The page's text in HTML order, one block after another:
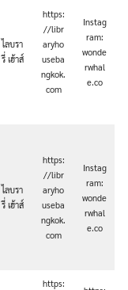
ไลบรา
รี่ เฮ้าส์
https:
//libr
aryho
useba
ngkok.
com
Instag
ram:
wonde
rwhal
e.co
ไลบรา
รี่ เฮ้าส์
https:
//libr
aryho
useba
ngkok.
com
Instag
ram:
wonde
rwhal
e.co
https: